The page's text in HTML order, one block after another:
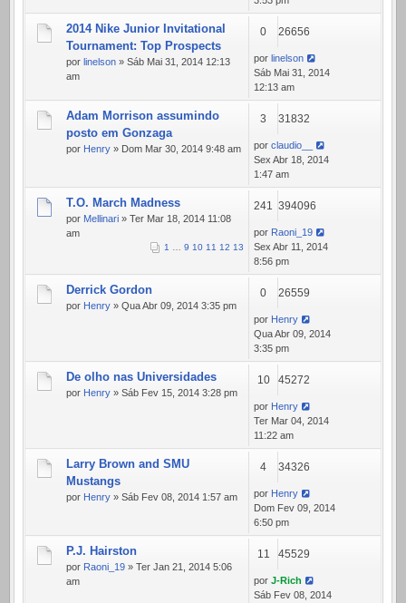
2014 Nike Junior Invitational
Tournament: Top Prospects
por linelson » Sáb Mai 31, 2014 12:13
am
0 26656
por linelson
Sáb Mai 31, 2014
12:13 am
Adam Morrison assumindo
posto em Gonzaga
por Henry » Dom Mar 30, 2014 9:48 am
3 31832
por claudio__
Sex Abr 18, 2014
1:47 am
T.O. March Madness
por Mellinari » Ter Mar 18, 2014 11:08
am
1 … 9 10 11 12 13
241 394096
por Raoni_19
Sex Abr 11, 2014
8:56 pm
Derrick Gordon
por Henry » Qua Abr 09, 2014 3:35 pm
0 26559
por Henry
Qua Abr 09, 2014
3:35 pm
De olho nas Universidades
por Henry » Sáb Fev 15, 2014 3:28 pm
10 45272
por Henry
Ter Mar 04, 2014
11:22 am
Larry Brown and SMU
Mustangs
por Henry » Sáb Fev 08, 2014 1:57 am
4 34326
por Henry
Dom Fev 09, 2014
6:50 pm
P.J. Hairston
por Raoni_19 » Ter Jan 21, 2014 5:06
am
11 45529
por J-Rich
Sáb Fev 08, 2014